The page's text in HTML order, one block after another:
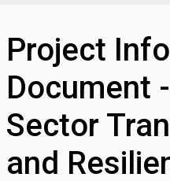
Project
Document
Sector
and